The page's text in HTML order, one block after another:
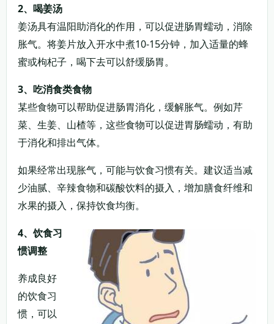
2、喝姜汤
姜汤具有温阳助消化的作用，可以促进肠胃蠕动，消除
胀气。将姜片放入开水中煮10-15分钟，加入适量的蜂
蜜或枸杞子，喝下去可以舒缓肠胃。
3、吃消食类食物
某些食物可以帮助促进肠胃消化，缓解胀气。例如芹
菜、生姜、山楂等，这些食物可以促进胃肠蠕动，有助
于消化和排出气体。
如果经常出现胀气，可能与饮食习惯有关。建议适当减
少油腻、辛辣食物和碳酸饮料的摄入，增加膳食纤维和
水果的摄入，保持饮食均衡。
4、饮食习
惯调整
养成良好
的饮食习
惯，可以